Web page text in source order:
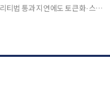
티법 통과 지연에도 토큰화·스테